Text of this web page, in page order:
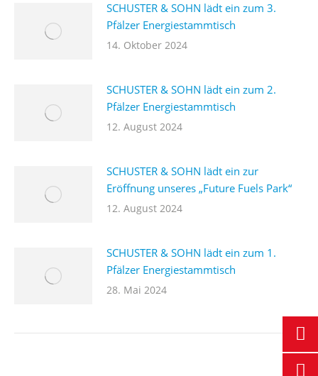
SCHUSTER & SOHN lädt ein zum 3.
Pfälzer Energiestammtisch
14. Oktober 2024
SCHUSTER & SOHN lädt ein zum 2.
Pfälzer Energiestammtisch
12. August 2024
SCHUSTER & SOHN lädt ein zur
Eröffnung unseres „Future Fuels Park“
12. August 2024
SCHUSTER & SOHN lädt ein zum 1.
Pfälzer Energiestammtisch
28. Mai 2024